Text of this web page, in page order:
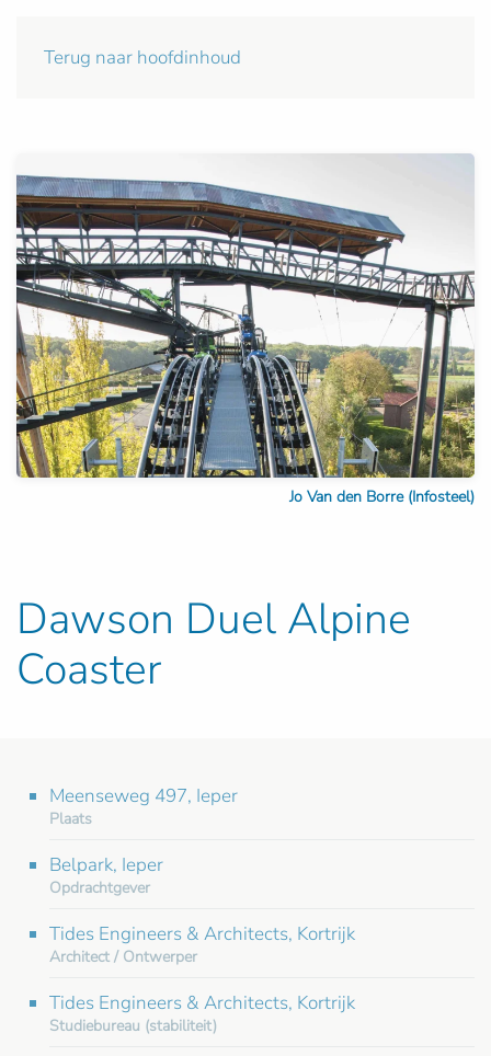
Terug naar hoofdinhoud
Jo Van den Borre (Infosteel)
Dawson Duel Alpine
Coaster
Meenseweg 497, Ieper
Plaats
Belpark, Ieper
Opdrachtgever
Tides Engineers & Architects, Kortrijk
Architect / Ontwerper
Tides Engineers & Architects, Kortrijk
Studiebureau (stabiliteit)